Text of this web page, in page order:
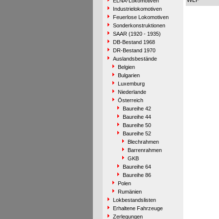
Industrielokomotiven
Feuerlose Lokomotiven
Sonderkonstruktionen
SAAR (1920 - 1935)
DB-Bestand 1968
DR-Bestand 1970
Auslandsbestände
Belgien
Bulgarien
Luxemburg
Niederlande
Österreich
Baureihe 42
Baureihe 44
Baureihe 50
Baureihe 52
Blechrahmen
Barrenrahmen
GKB
Baureihe 64
Baureihe 86
Polen
Rumänien
Lokbestandslisten
Erhaltene Fahrzeuge
Zerlegungen